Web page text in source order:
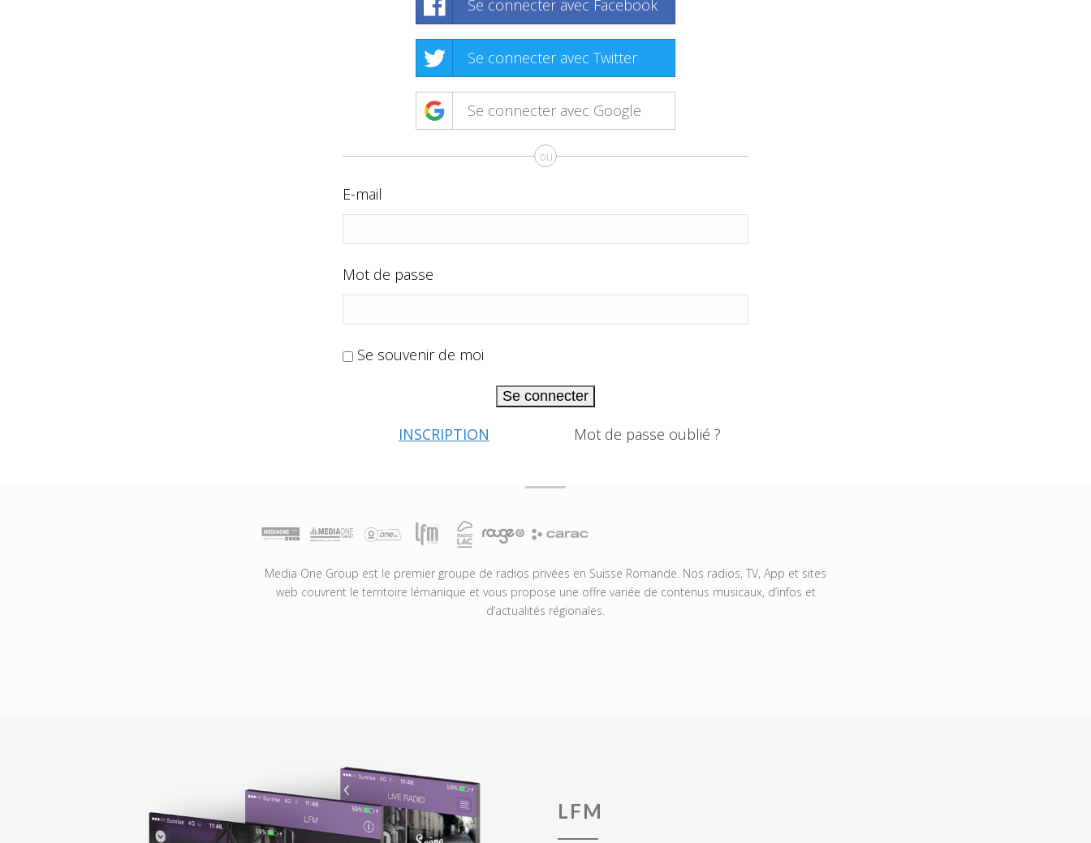
Se connecter avec Facebook
Se connecter avec Twitter
Se connecter avec Google
ou
E-mail
Mot de passe
Se souvenir de moi
Se connecter
INSCRIPTION Mot de passe oublié ?
Media One Group est le premier groupe de radios privées en Suisse Romande. Nos radios, TV, App et sites
web couvrent le territoire lémanique et vous propose une offre variée de contenus musicaux, d’infos et
d’actualités régionales.
LFM